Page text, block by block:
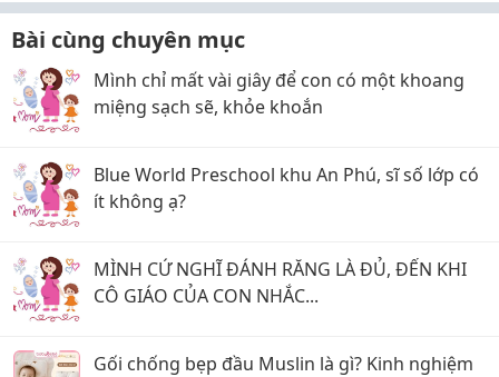
Bài cùng chuyên mục
Mình chỉ mất vài giây để con có một khoang
miệng sạch sẽ, khỏe khoắn
Blue World Preschool khu An Phú, sĩ số lớp có
ít không ạ?
MÌNH CỨ NGHĨ ĐÁNH RĂNG LÀ ĐỦ, ĐẾN KHI
CÔ GIÁO CỦA CON NHẮC...
Gối chống bẹp đầu Muslin là gì? Kinh nghiệm